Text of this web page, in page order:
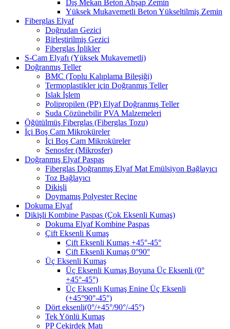
Dış Mekan Beton Ahşap Zemin
Yüksek Mukavemetli Beton Yükseltilmiş Zemin
Fiberglas Elyaf
Doğrudan Gezici
Birleştirilmiş Gezici
Fiberglas İplikler
S-Cam Elyafı (Yüksek Mukavemetli)
Doğranmış Teller
BMC (Toplu Kalıplama Bileşiği)
Termoplastikler için Doğranmış Teller
Islak İşlem
Polipropilen (PP) Elyaf Doğranmış Teller
Suda Çözünebilir PVA Malzemeleri
Öğütülmüş Fiberglas (Fiberglas Tozu)
İçi Boş Cam Mikroküreler
İçi Boş Cam Mikroküreler
Senosfer (Mikrosfer)
Doğranmış Elyaf Paspas
Fiberglas Doğranmış Elyaf Mat Emülsiyon Bağlayıcı
Toz Bağlayıcı
Dikişli
Doymamış Polyester Reçine
Dokuma Elyaf
Dikişli Kombine Paspas (Çok Eksenli Kumaş)
Dokuma Elyaf Kombine Paspas
Çift Eksenli Kumaş
Çift Eksenli Kumaş +45°-45°
Çift Eksenli Kumaş 0°90°
Üç Eksenli Kumaş
Üç Eksenli Kumaş Boyuna Üç Eksenli (0°
+45°-45°)
Üç Eksenli Kumaş Enine Üç Eksenli
(+45°90°-45°)
Dört eksenli(0°/+45°/90°/-45°)
Tek Yönlü Kumaş
PP Çekirdek Matı